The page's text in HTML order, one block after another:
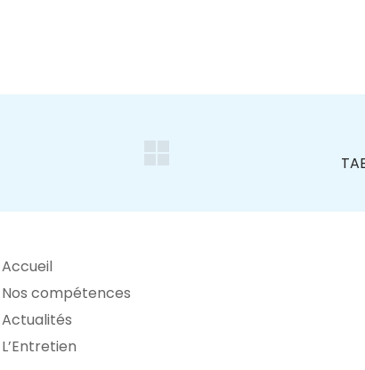
Accueil
Nos compétences
Actualités
L’Entretien